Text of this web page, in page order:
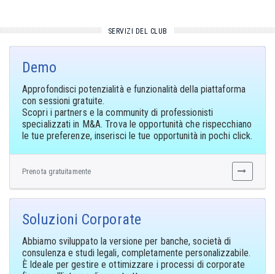
SERVIZI DEL CLUB
Demo
Approfondisci potenzialità e funzionalità della piattaforma
con sessioni gratuite.
Scopri i partners e la community di professionisti
specializzati in M&A. Trova le opportunità che rispecchiano
le tue preferenze, inserisci le tue opportunità in pochi click.
Prenota gratuitamente
Soluzioni Corporate
Abbiamo sviluppato la versione per banche, società di
consulenza e studi legali, completamente personalizzabile.
È Ideale per gestire e ottimizzare i processi di corporate